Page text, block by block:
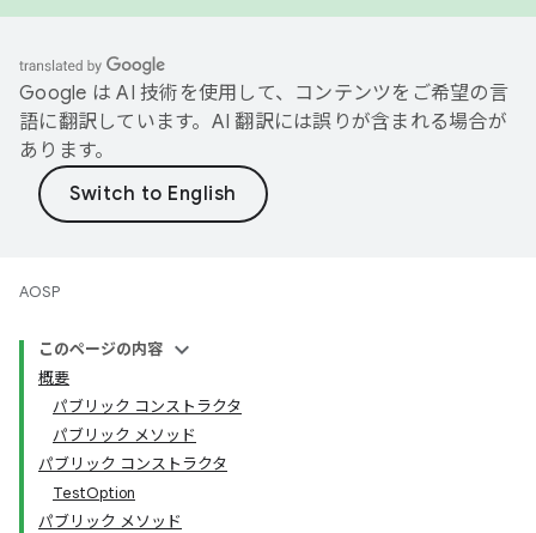
Google は AI 技術を使用して、コンテンツをご希望の言
語に翻訳しています。AI 翻訳には誤りが含まれる場合が
あります。
AOSP
このページの内容
概要
パブリック コンストラクタ
パブリック メソッド
パブリック コンストラクタ
TestOption
パブリック メソッド